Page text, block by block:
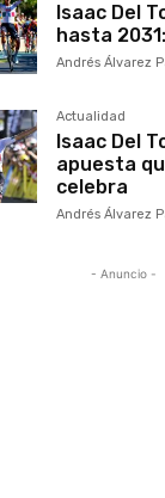
Isaac Del
hasta
Andrés Álvarez
Actualidad
Isaac Del
apuesta
celebra
Andrés Álvarez
- Anuncio -